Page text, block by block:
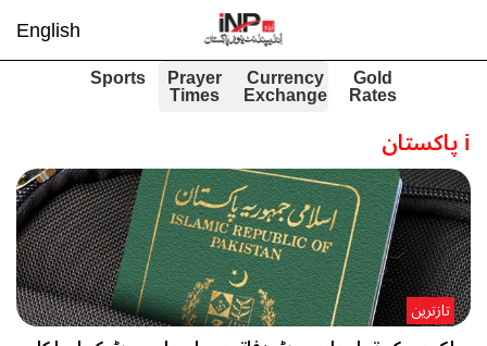
English
Gold
Rates
Currency
Exchange
Prayer
Times
Sports
iپاکستان
تازترین